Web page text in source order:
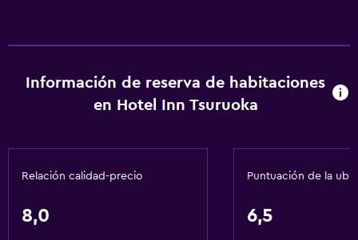
Nevera
Espacio de almacenamiento
Aire acondicionado
Información de reserva de habitaciones
en Hotel Inn Tsuruoka
Relación calidad-precio
8,0
Puntuación de la
6,5